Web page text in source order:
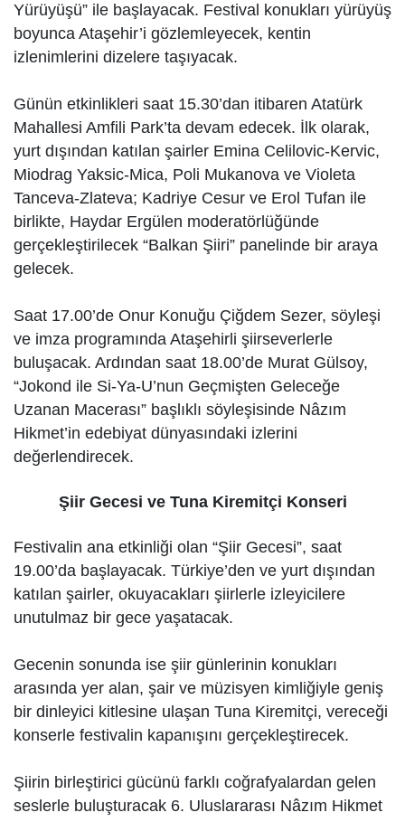
Yürüyüşü” ile başlayacak. Festival konukları yürüyüş
boyunca Ataşehir’i gözlemleyecek, kentin
izlenimlerini dizelere taşıyacak.
Günün etkinlikleri saat 15.30’dan itibaren Atatürk
Mahallesi Amfili Park’ta devam edecek. İlk olarak,
yurt dışından katılan şairler Emina Celilovic-Kervic,
Miodrag Yaksic-Mica, Poli Mukanova ve Violeta
Tanceva-Zlateva; Kadriye Cesur ve Erol Tufan ile
birlikte, Haydar Ergülen moderatörlüğünde
gerçekleştirilecek “Balkan Şiiri” panelinde bir araya
gelecek.
Saat 17.00’de Onur Konuğu Çiğdem Sezer, söyleşi
ve imza programında Ataşehirli şiirseverlerle
buluşacak. Ardından saat 18.00’de Murat Gülsoy,
“Jokond ile Si-Ya-U’nun Geçmişten Geleceğe
Uzanan Macerası” başlıklı söyleşisinde Nâzım
Hikmet’in edebiyat dünyasındaki izlerini
değerlendirecek.
Şiir Gecesi ve Tuna Kiremitçi Konseri
Festivalin ana etkinliği olan “Şiir Gecesi”, saat
19.00’da başlayacak. Türkiye’den ve yurt dışından
katılan şairler, okuyacakları şiirlerle izleyicilere
unutulmaz bir gece yaşatacak.
Gecenin sonunda ise şiir günlerinin konukları
arasında yer alan, şair ve müzisyen kimliğiyle geniş
bir dinleyici kitlesine ulaşan Tuna Kiremitçi, vereceği
konserle festivalin kapanışını gerçekleştirecek.
Şiirin birleştirici gücünü farklı coğrafyalardan gelen
seslerle buluşturacak 6. Uluslararası Nâzım Hikmet